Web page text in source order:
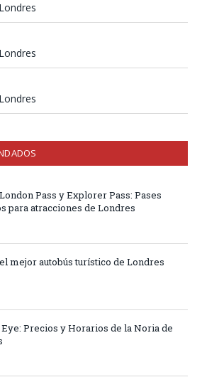
Pass y Explorer Pass: Pases
para atracciones de Londres
mejor autobús turístico de Londres
Precios y Horarios de la Noria de